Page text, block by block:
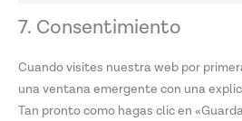
7. Consentimiento
Cuando visites nuestra web por
una ventana emergente con una
Tan pronto como hagas clic en